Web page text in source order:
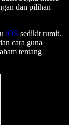
dan pilihan
iOS sedikit rumit.
cara guna
tentang